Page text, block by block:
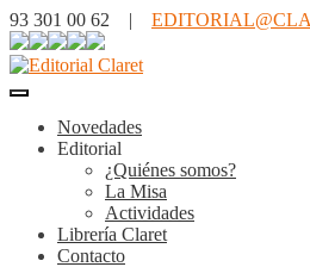
93 301 00 62 |
Novedades
Editorial
¿Quiénes somos?
La Misa
Actividades
Librería Claret
Contacto